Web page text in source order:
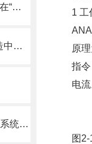
Acrel-2000E配电室综合监控系统在“三大工程”中的应用
充电桩云平台在城镇物业小区改造中的应用
论10kV～35kV变电所综合自动化系统的设计
1 工
原
指
电
图